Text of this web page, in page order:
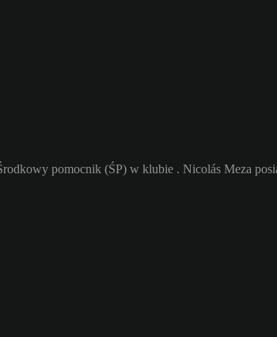
pomocnik (ŚP) w klubie . Nicolás Meza